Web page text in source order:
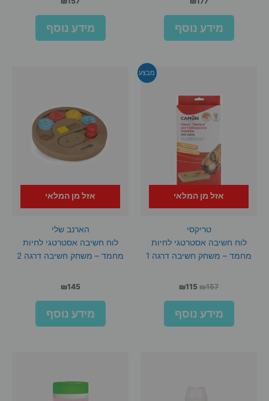
מידע נוסף מידע נוסף
מבצע
אזל מן המלאי
טריקסי
לוח חשיבה אסטרטגי לחיות
מחמד – משחק חשיבה דרגה 1
₪157
המחיר
₪157.
₪115
₪115.מידע נוסף
אזל מן המלאי
הארנב שלי
לוח חשיבה אסטרטגי לחיות
מחמד – משחק חשיבה דרגה 2
₪145
מידע נוסף